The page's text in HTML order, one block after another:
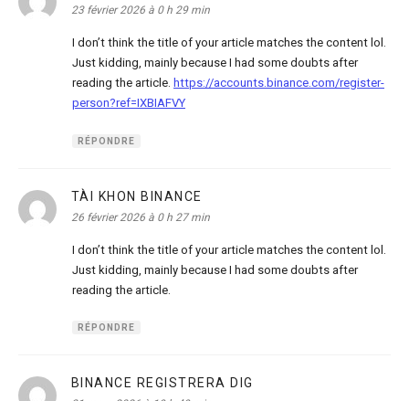
23 février 2026 à 0 h 29 min
I don’t think the title of your article matches the content lol.
Just kidding, mainly because I had some doubts after
reading the article. https://accounts.binance.com/register-
person?ref=IXBIAFVY
RÉPONDRE
TÀI KHON BINANCE
26 février 2026 à 0 h 27 min
I don’t think the title of your article matches the content lol.
Just kidding, mainly because I had some doubts after
reading the article.
RÉPONDRE
BINANCE REGISTRERA DIG